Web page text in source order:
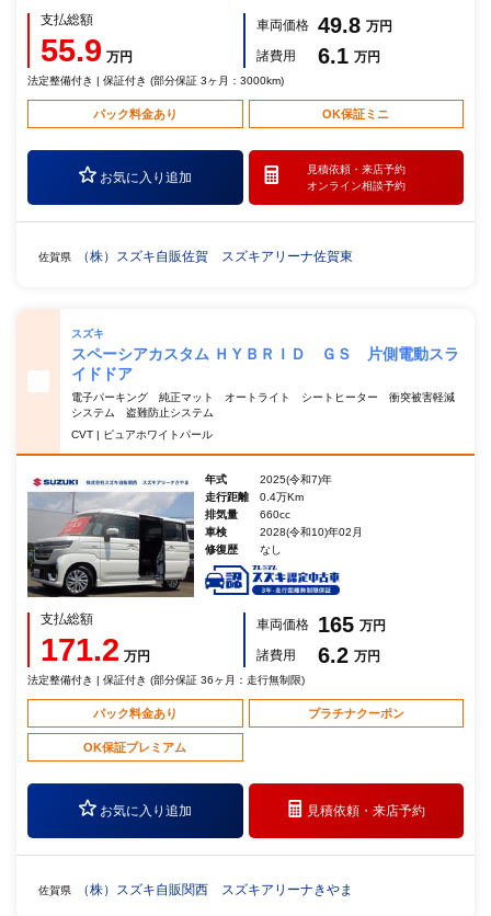
支払総額
55.9 万円
車両価格 49.8 万円
諸費用
6.1 万円
法定整備付き | 保証付き (部分保証 3ヶ月：3000km)
パック料金あり OK保証ミニ
お気に入り追加
見積依頼・ 来店予約
オンライン相談予約
佐賀県 （株）スズキ自販佐賀 スズキアリーナ佐賀東
スズキ
スペーシアカスタム ＨＹＢＲＩＤ ＧＳ 片側電動スラ
イドドア
電子パーキング 純正マット オートライト シートヒーター 衝突被害軽減
システム 盗難防止システム
CVT | ピュアホワイトパール
年式
2025(令和7)年
走行距離
0.4万Km
排気量
660cc
車検
2028(令和10)年02月
修復歴
なし
支払総額
171.2 万円
車両価格 165 万円
諸費用
6.2 万円
法定整備付き | 保証付き (部分保証 36ヶ月：走行無制限)
パック料金あり プラチナクーポン
OK保証プレミアム
お気に入り追加 見積依頼・来店予約
佐賀県 （株）スズキ自販関西 スズキアリーナきやま